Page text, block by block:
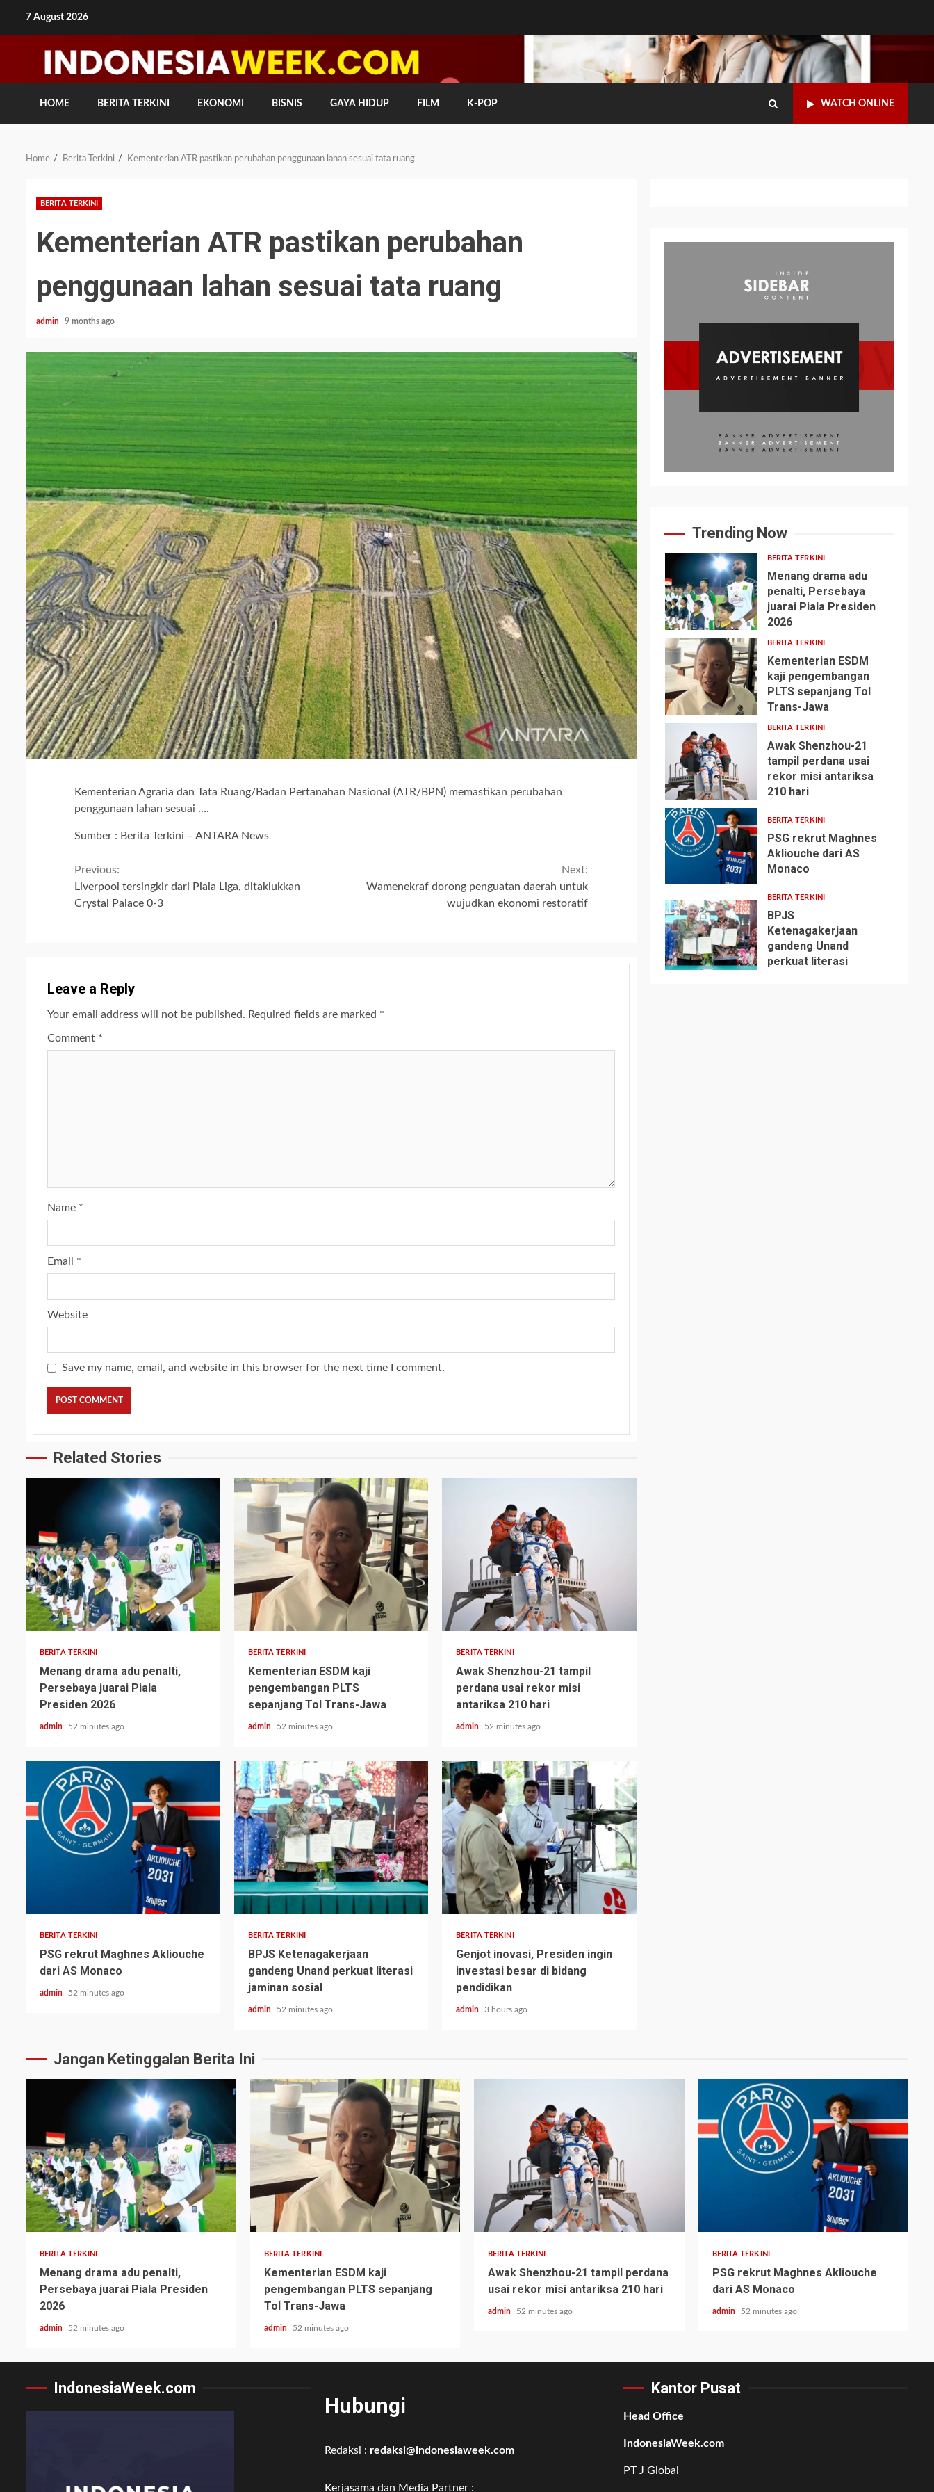
7 August 2026
HOME BERITA TERKINI EKONOMI BISNIS GAYA HIDUP FILM K-POP WATCH ONLINE
Home Berita Terkini Kementerian ATR pastikan perubahan penggunaan lahan sesuai tata ruang
BERITA TERKINI
Kementerian ATR pastikan perubahan
penggunaan lahan sesuai tata ruang
admin 9 months ago
Kementerian Agraria dan Tata Ruang/Badan Pertanahan Nasional (ATR/BPN) memastikan perubahan
penggunaan lahan sesuai ….
Sumber : Berita Terkini – ANTARA News
Continue
Reading
Previous:
Liverpool tersingkir dari Piala Liga, ditaklukkan
Crystal Palace 0-3
Next:
Wamenekraf dorong penguatan daerah untuk
wujudkan ekonomi restoratif
Leave a Reply
Your email address will not be published. Required fields are marked *
Comment *
Name *
Email *
Website
Save my name, email, and website in this browser for the next time I comment.
Related Stories
BERITA TERKINI
Menang drama adu penalti,
Persebaya juarai Piala
Presiden 2026
admin 52 minutes ago
BERITA TERKINI
Kementerian ESDM kaji
pengembangan PLTS
sepanjang Tol Trans-Jawa
admin 52 minutes ago
BERITA TERKINI
Awak Shenzhou-21 tampil
perdana usai rekor misi
antariksa 210 hari
admin 52 minutes ago
BERITA TERKINI
PSG rekrut Maghnes Akliouche
dari AS Monaco
admin 52 minutes ago
BERITA TERKINI
BPJS Ketenagakerjaan
gandeng Unand perkuat literasi
jaminan sosial
admin 52 minutes ago
BERITA TERKINI
Genjot inovasi, Presiden ingin
investasi besar di bidang
pendidikan
admin 3 hours ago
Trending Now
1
BERITA TERKINI
Menang drama adu
penalti, Persebaya
juarai Piala Presiden
2026
2
BERITA TERKINI
Kementerian ESDM
kaji pengembangan
PLTS sepanjang Tol
Trans-Jawa
3
BERITA TERKINI
Awak Shenzhou-21
tampil perdana usai
rekor misi antariksa
210 hari
BERITA TERKINI
PSG rekrut Maghnes
Akliouche dari AS
Monaco
5
BERITA TERKINI
BPJS
Ketenagakerjaan
gandeng Unand
perkuat literasi
Jangan Ketinggalan Berita Ini
BERITA TERKINI
Menang drama adu penalti,
Persebaya juarai Piala Presiden
2026
admin 52 minutes ago
BERITA TERKINI
Kementerian ESDM kaji
pengembangan PLTS sepanjang
Tol Trans-Jawa
admin 52 minutes ago
BERITA TERKINI
Awak Shenzhou-21 tampil perdana
usai rekor misi antariksa 210 hari
admin 52 minutes ago
BERITA TERKINI
PSG rekrut Maghnes Akliouche
dari AS Monaco
admin 52 minutes ago
IndonesiaWeek.com
Hubungi
Redaksi : redaksi@indonesiaweek.com
Kerjasama dan Media Partner :
Kantor Pusat
Head Office
IndonesiaWeek.com
PT J Global